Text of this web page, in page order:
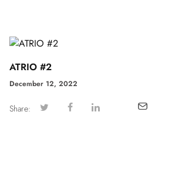
ATRIO #2
December 12, 2022
Share: